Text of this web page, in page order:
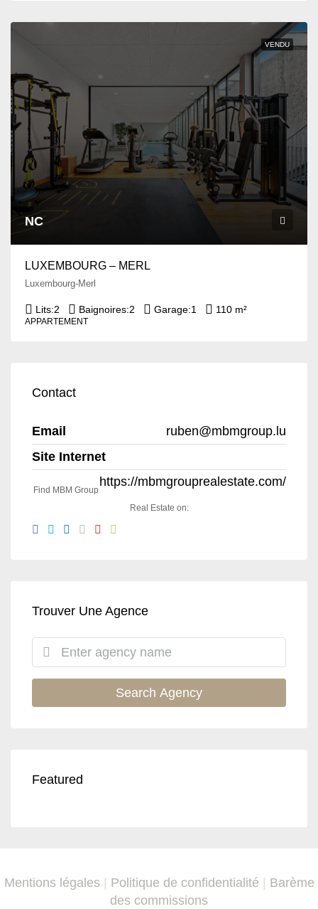
VENDU
NC
LUXEMBOURG – MERL
Luxembourg-Merl
Lits:2 Baignoires:2 Garage:1 110 m²
APPARTEMENT
Contact
Email
ruben@mbmgroup.lu
Site Internet
https://mbmgrouprealestate.com/
Find MBM Group
Real Estate on:
Trouver Une Agence
Search Agency
Featured
Mentions légales| Politique de confidentialité
Barème
des commissions